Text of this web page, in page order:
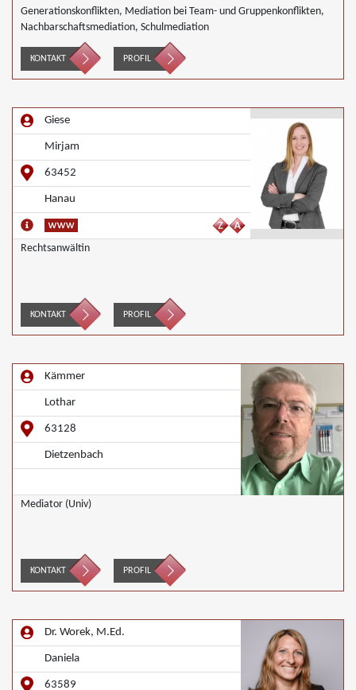
Generationskonflikten, Mediation bei Team- und Gruppenkonflikten,
Nachbarschaftsmediation, Schulmediation
KONTAKT PROFIL
Giese
Mirjam
63452
Hanau
Rechtsanwältin
KONTAKT PROFIL
Kämmer
Lothar
63128
Dietzenbach
Mediator (Univ)
KONTAKT PROFIL
Dr. Worek, M.Ed.
Daniela
63589